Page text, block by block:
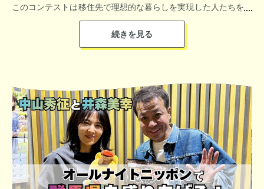
▼江戸時代から続く伝統的なお祭り、湯河原町の「湯かけまつ
り」の魅力を湯河原温泉観光協会の方が紹介
番組タイトルの『号砲IT』は、競輪レースのスタートを告げる
「号砲」と「go for it（頑張れ）」を掛け合わせたもの。年末に
このコンテストは移住先で理想的な暮らしを実現した人たちを表
彰するもので、産経新聞社、ニッポン放送、ポニーキャニオン、
BSフジの４社が共同で開催し、8自治体8組が選考会に進出しま
「ニッポン移住者アワード」とは
移住で理想的な暮らしを実現した人たちを表彰するコンテスト。
選考は、地域創生や地方移住に知見のある識者で構成する選考委